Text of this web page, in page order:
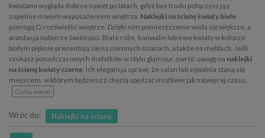
kwiatami wygląda dobrze nawet po latach, gdyż bez trudu połączysz ją z
zupełnie nowym wyposażeniem wnętrza. Naklejki na ścianę kwiaty białe
pomogą Ci rozświetlić wnętrze. Dzięki nim pomieszczenie wyda się większe, a
aranżacja nabierze świeżości. Białe róże, konwalie lub inne kwiaty w kolorze
białym pięknie prezentują się na ciemnych ścianach, a także na meblach. Jeśli
szukasz ponadczasowych dodatków w stylu glamour, zwróć uwagę na naklejki
na ścianę kwiaty czarne . Ich elegancja sprawi, że salon lub sypialnia staną się
miejscem, w którym będziesz z chęcią spędzać możliwie jak najwięcej czasu.
Czytaj więcej
Wróć do: Naklejki na ścianę